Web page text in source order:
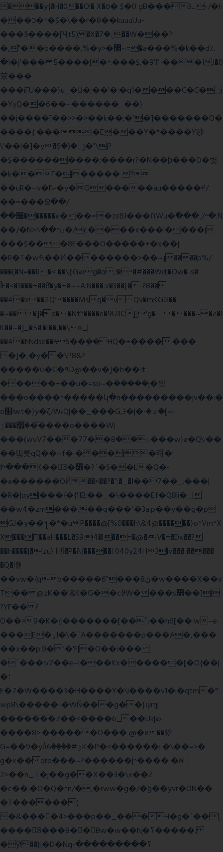
���y{�H�0��O!� X�о� $�0 gB���Bے-/�l-
���כ�^�$�\��r�8��kuuuUu-
���ӭ����[Ҷt5)�X�܉�7��W���?
�,"��b����,%�y>�޼~=�a���%�k��d؉
�I�į'��� 5����|�^:���$.�9Ͳ ·���IJ�0
荥���
���iFU���}u_��;��'�:�q1����C�C�_;i
�YyQ��6��~������_��}
��j����]��>>�>��k��;�"�]�������O�
����{ ����E���Y�*����Y䟞
\'��|�]�y�ݱ_�(�6�"\|?
�$����������;����r?�N��ϸ���O�볓
�k��F�|����� ?
��uR�~v�Fށ�y�G�����au�����ꑷ/
��=���Ջ��/
��՗������e���=�zεBJ���חWu�߰���˯/^�.N
��/�N>ߎ^��\܃�/c����x���i����|
���$���ܿ8E���O�����+�x��|
�R�T�wɬ\� �И��������>��~ɻ����p%/
���(�N=��R �< ��\{'Gwg�o,!�^�#���Wd|�Ow�-s�
ĬF�<�3���+��8ͣ�y�+�~~A:N���.v�3��}�-?8��
��4�x��2Q����Msq�vQv�mKGG��
�~���]�d��Nt*����e�9U3C]]'g�����~�ƶ�l
K��~�]_�5�.�I��,��\o_|
��4�hNdse��ϟS��ܷ��HQ�+���� ���
�]�,�y��\P8&?
�����ʋ�C�۹D@��v�]�h��It
�����+��u�=sο~�ܿ�����j�믯
���o����^�����կ�n���������jv��:�
o׫lwt�}y�ζ/W˫Q|��_���G,3�|�ޝ]�ۿ.�-
�׿���ۯ�ͫ����o����W|
���(wvV܀��8��77���7���w}a�Q\܃��
��Ϣ룟qQ��~f� � ��|�㽟�!
Ի���K��3ٓ�׸�?`�S��L�Q�-
�a������OЙ��<��?�":�_�I��7��_.���|
�R�|qy|���{�{11B;��_�\����Ef�Q8|i�_|
��w4�zm���.��q���"�3a.p��y��g�p
GJ�y��႑�*�uP����@[%0���h\&4@������}o^Vm^X
X���F]��aH���L�S9:4�l��=�@�jV�=�Dx��?
��h����|�!zu} H!Ī�P�i\{�����l 040y24H3lv��� �����
�Q�瀞
��vw�{qb�����6"���8ڻ�w����X��v
T�� @zK��'&K�G��cϑW����s޾��]|
?YF�� ?
O��>9�K�{;�������[��˝;��h6[��:w~e
���E�ۅl�\�`A�������p���A�,���
��x��p.9�"�'F|�O��i���
�`���iv7��e~l���Kx������[�O{��|
�؛
E�7�W����3�H����Y�\l����v1�i�qtm�°
wp8\�����-�WŇ���g��}ψɱ|
�������7��<����6_��Uk|w-
����8>:������O��� @�ӣ��䢀
G=��9�yǻٷ#����6K�P�<������; �\��=>�
g�x��qrb���~א� ����^|������?
2>��n_:T�j��g��X��3�\x��Z-
�c��.�O�Q�^n/�,�rww�g�/�ۧg��yvr�ON��
�T������(
�&����4>���p��_���H�g�`��ƪ
����8َ���8� �󳳦Bw�w��Nֻ�ߖ�����.
�ў!��}|�D�Nqߖ���������-